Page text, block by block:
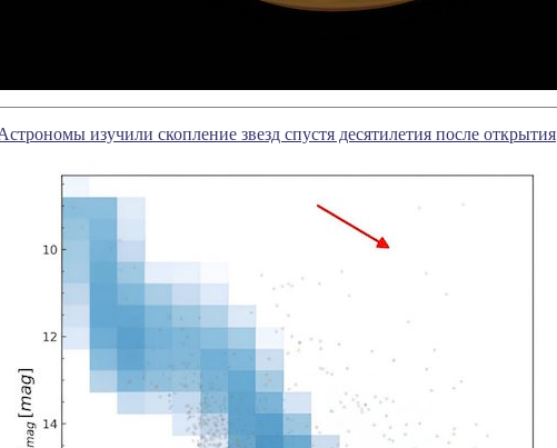
изучили скопление звезд спустя десятилетия после открытия